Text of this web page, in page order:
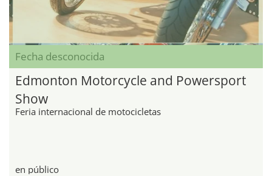
Fecha desconocida
Edmonton Motorcycle and Powersport
Show
Feria internacional de motocicletas
en público